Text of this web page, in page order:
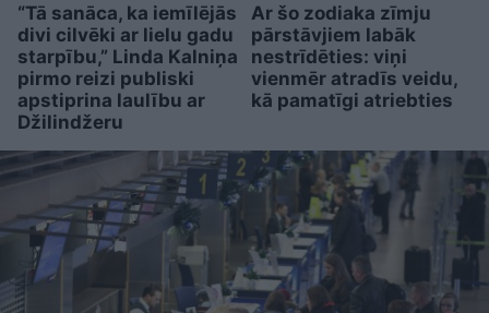
“Tā sanāca, ka iemīlējās
divi cilvēki ar lielu gadu
starpību,” Linda Kalniņa
pirmo reizi publiski
apstiprina laulību ar
Džilindžeru
Ar šo zodiaka zīmju
pārstāvjiem labāk
nestrīdēties: viņi
vienmēr atradīs veidu,
kā pamatīgi atriebties